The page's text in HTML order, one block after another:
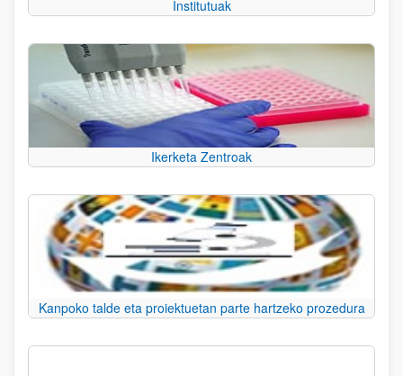
Institutuak
Ikerketa Zentroak
Kanpoko talde eta proiektuetan parte hartzeko prozedura